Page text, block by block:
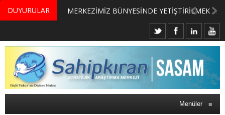
DUYURULAR MERKEZİMİZ BÜNYESİNDE YETİŞTİRİLMEK ÜZERE GÖNÜLLÜ ÜLKE MASASI UZMANI VE UZMAN ADAYLARI ARIYORUZ
Menüler ≡